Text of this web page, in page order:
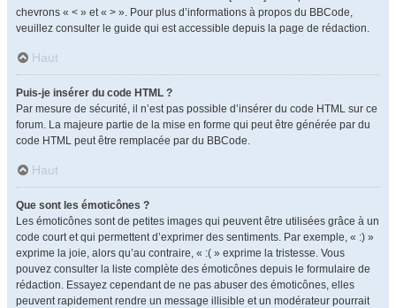
chevrons « < » et « > ». Pour plus d’informations à propos du BBCode,
veuillez consulter le guide qui est accessible depuis la page de rédaction.
Haut
Puis-je insérer du code HTML ?
Par mesure de sécurité, il n’est pas possible d’insérer du code HTML sur ce
forum. La majeure partie de la mise en forme qui peut être générée par du
code HTML peut être remplacée par du BBCode.
Haut
Que sont les émoticônes ?
Les émoticônes sont de petites images qui peuvent être utilisées grâce à un
code court et qui permettent d’exprimer des sentiments. Par exemple, « :) »
exprime la joie, alors qu’au contraire, « :( » exprime la tristesse. Vous
pouvez consulter la liste complète des émoticônes depuis le formulaire de
rédaction. Essayez cependant de ne pas abuser des émoticônes, elles
peuvent rapidement rendre un message illisible et un modérateur pourrait